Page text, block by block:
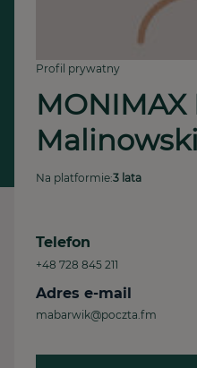
Profil prywatny
MONIMAX
Malinowski
Na platformie:3 lata
Telefon
+48 728 845 211
Adres e-mail
mabarwik@poczta.fm